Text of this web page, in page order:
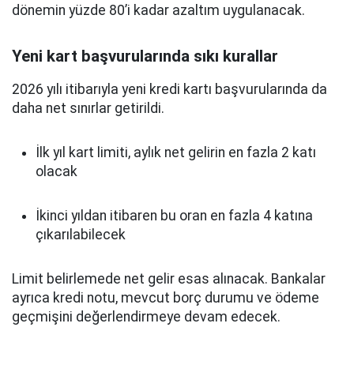
dönemin yüzde 80’i kadar azaltım uygulanacak.
Yeni kart başvurularında sıkı kurallar
2026 yılı itibarıyla yeni kredi kartı başvurularında da
daha net sınırlar getirildi.
İlk yıl kart limiti, aylık net gelirin en fazla 2 katı
olacak
İkinci yıldan itibaren bu oran en fazla 4 katına
çıkarılabilecek
Limit belirlemede net gelir esas alınacak. Bankalar
ayrıca kredi notu, mevcut borç durumu ve ödeme
geçmişini değerlendirmeye devam edecek.